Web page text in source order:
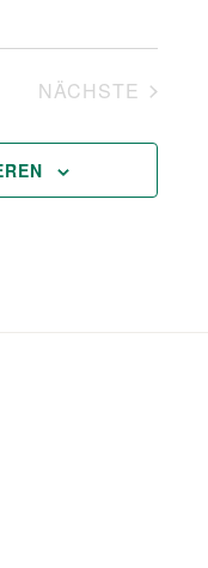
NÄCHSTE